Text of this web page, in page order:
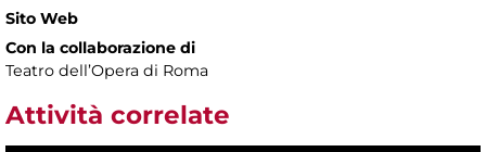
Sito Web
Con la collaborazione di
Teatro dell’Opera di Roma
Attività correlate